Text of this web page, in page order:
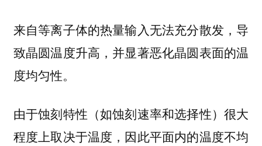
来自等离子体的热量输入无法充分散发，导
致晶圆温度升高，并显著恶化晶圆表面的温
度均匀性。
由于蚀刻特性（如蚀刻速率和选择性）很大
程度上取决于温度，因此平面内的温度不均